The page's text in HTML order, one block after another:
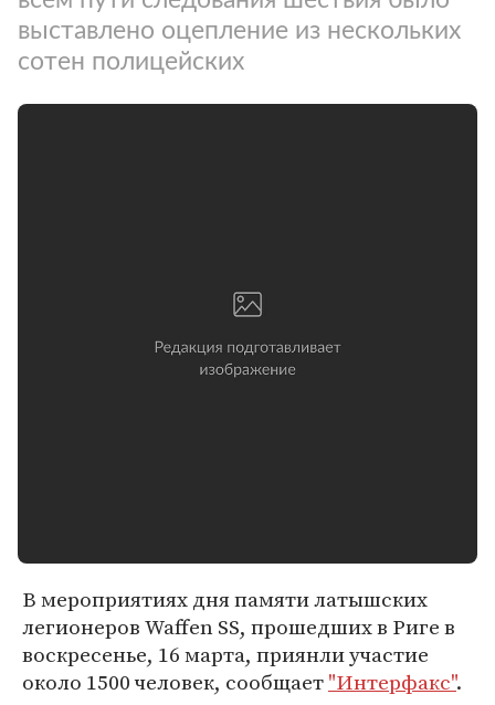
выставлено оцепление из нескольких
сотен полицейских
В мероприятиях дня памяти латышских
легионеров Waffen SS, прошедших в Риге в
воскресенье, 16 марта, приянли участие
около 1500 человек, сообщает"Интерфакс".